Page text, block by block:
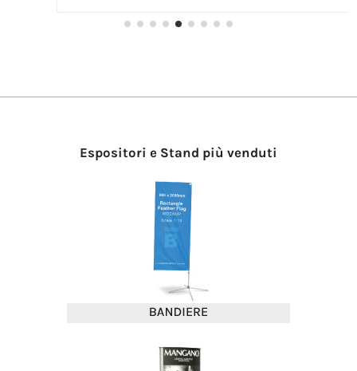
Espositori e Stand più venduti